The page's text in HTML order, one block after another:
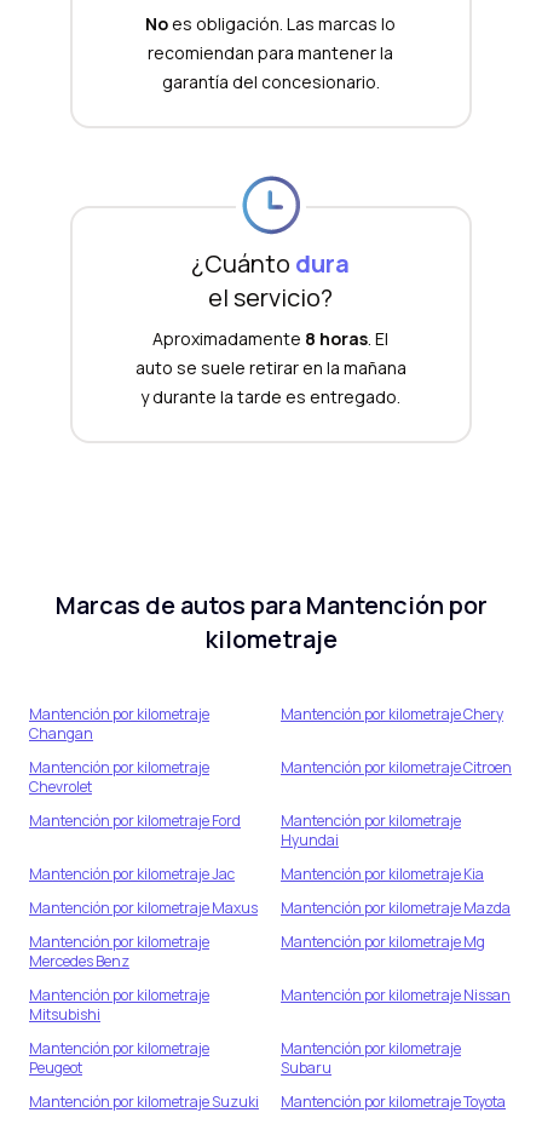
Noes obligación. Las marcas lo
recomiendan para mantener la
garantía del concesionario.
¿Cuánto dura
el servicio?
Aproximadamente 8 horas. El
auto se suele retirar en la mañana
y durante la tarde es entregado.
Marcas de autos paraMantención por
kilometraje
Mantención por kilometraje
Changan
Mantención por kilometrajeChery
Mantención por kilometraje
Chevrolet
Mantención por kilometrajeCitroen
Mantención por kilometrajeFord
Mantención por kilometraje
Hyundai
Mantención por kilometrajeJac Mantención por kilometrajeKia
Mantención por kilometrajeMaxus Mantención por kilometrajeMazda
Mantención por kilometraje
Mercedes Benz
Mantención por kilometrajeMg
Mantención por kilometraje
Mitsubishi
Mantención por kilometrajeNissan
Mantención por kilometraje
Peugeot
Mantención por kilometraje
Subaru
Mantención por kilometrajeSuzuki Mantención por kilometrajeToyota